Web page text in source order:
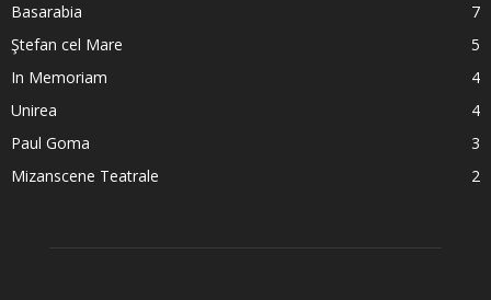
Basarabia
7
Ştefan cel Mare
5
In Memoriam
4
Unirea
4
Paul Goma
3
Mizanscene Teatrale
2